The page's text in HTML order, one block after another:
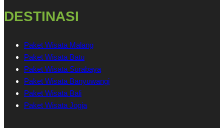
DESTINASI
Paket Wisata Malang
Paket Wisata Batu
Paket Wisata Surabaya
Paket Wisata Banyuwangi
Paket Wisata Bali
Paket Wisata Jogja